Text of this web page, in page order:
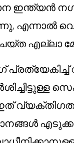
ഇന്ത്യൻ
എന്നാൽ
എല്ലാ
വ്യക്തിഗത